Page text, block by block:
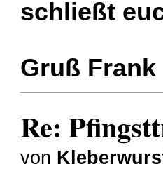
schließt
Gruß Frank
Re:
von